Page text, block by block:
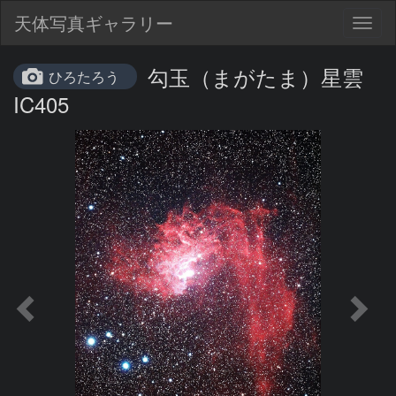
天体写真ギャラリー
ひろたろう
勾玉（まがたま）星雲
IC405